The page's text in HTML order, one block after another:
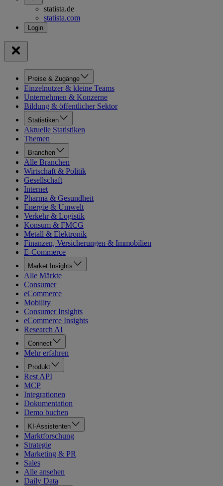
statista.de
statista.com
Preise & Zugänge
Einzelnutzer & kleine Teams
Unternehmen & Konzerne
Bildung & öffentlicher Sektor
Statistiken
Aktuelle Statistiken
Themen
Branchen
Alle Branchen
Wirtschaft & Politik
Gesellschaft
Internet
Pharma & Gesundheit
Energie & Umwelt
Verkehr & Logistik
Konsum & FMCG
Metall & Elektronik
Finanzen, Versicherungen & Immobilien
E-Commerce
Market Insights
Alle Märkte
Consumer
eCommerce
Mobility
Consumer Insights
eCommerce Insights
Research AI
Connect
Mehr erfahren
Produkt
Rest API
MCP
Integrationen
Dokumentation
Demo buchen
KI-Assistenten
Marktforschung
Strategie
Marketing & PR
Sales
Alle ansehen
Daily Data